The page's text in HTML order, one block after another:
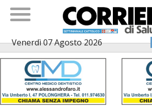
Venerdì 07 Agosto 2026